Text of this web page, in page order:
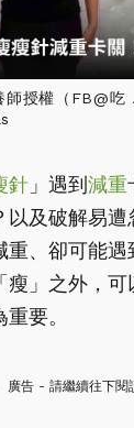
師授權（FB@吃
針 」遇到 減重
以及破解易
重、卻可能遇
瘦」之外，可
要。
廣告 - 請繼續往下閱